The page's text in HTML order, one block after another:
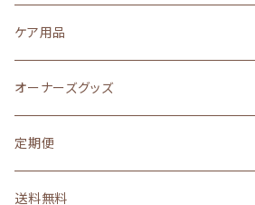
手作りごはん
ヤギミルク
栄養補助・サプリメント
無添加・オーガニック
バイオロジックフード
ヘルスケア（お悩み別）▼
Ｔシャツ、キャミソール
防寒
マナーウェア
ケア用品
シャンプー
歯磨き・耳掃除
肉球・爪
オーナーズグッズ
定期便
送料無料